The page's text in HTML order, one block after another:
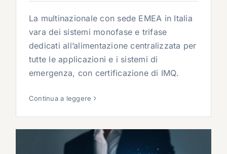
La multinazionale con sede EMEA in Italia
vara dei sistemi monofase e trifase
dedicati all’alimentazione centralizzata per
tutte le applicazioni e i sistemi di
emergenza, con certificazione di IMQ.
Continua a leggere